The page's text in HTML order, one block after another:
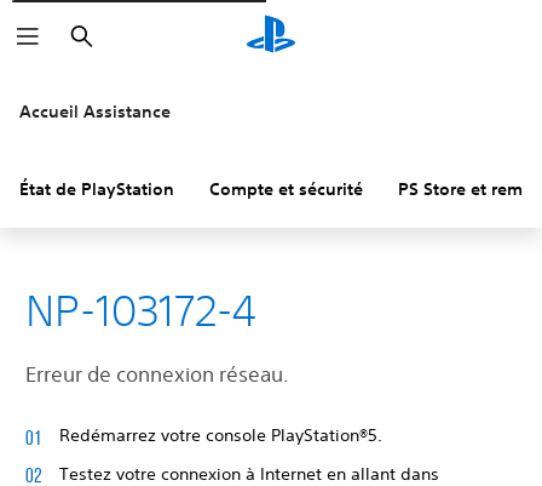
Rechercher
Accueil Assistance
État de PlayStation Compte et sécurité PS Store et
NP-103172-4
Erreur de connexion réseau.
Redémarrez votre console PlayStation®5.
Testez votre connexion à Internet en allant dans